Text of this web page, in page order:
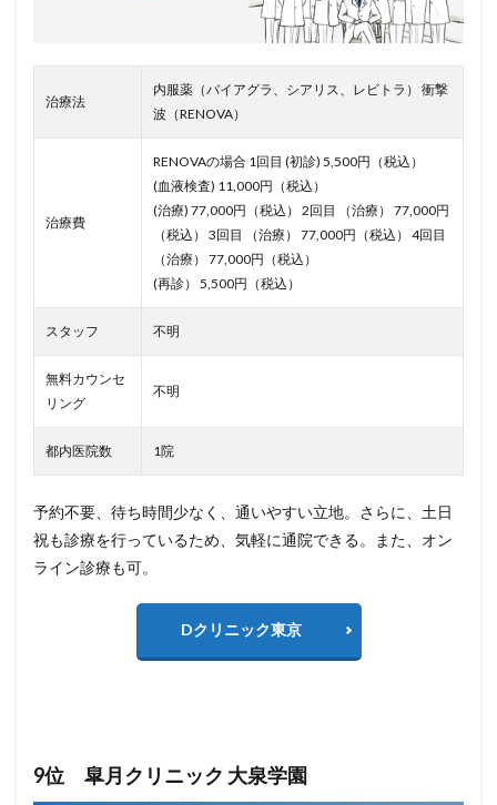
治療法
内服薬（バイアグラ、シアリス、レビトラ） 衝撃
波（RENOVA）
治療費
RENOVAの場合 1回目 (初診) 5,500円（税込）
(血液検査) 11,000円（税込）
(治療) 77,000円（税込） 2回目 （治療） 77,000円
（税込） 3回目 （治療） 77,000円（税込） 4回目
（治療） 77,000円（税込）
(再診） 5,500円（税込）
スタッフ 不明
無料カウンセ
リング
不明
都内医院数 1院
予約不要、待ち時間少なく、通いやすい立地。さらに、土日
祝も診療を行っているため、気軽に通院できる。また、オン
ライン診療も可。
Dクリニック東京
9位 皐月クリニック 大泉学園